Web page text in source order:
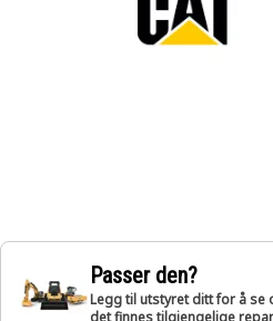
Passer den?
Legg til utstyret ditt for å se
det finnes tilgjengelige